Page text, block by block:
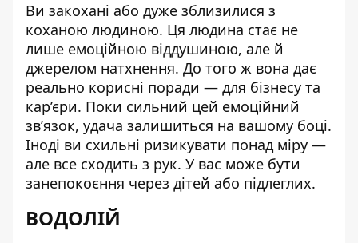
Ви закохані або дуже зблизилися з
коханою людиною. Ця людина стає не
лише емоційною віддушиною, але й
джерелом натхнення. До того ж вона дає
реально корисні поради — для бізнесу та
кар’єри. Поки сильний цей емоційний
зв’язок, удача залишиться на вашому боці.
Іноді ви схильні ризикувати понад міру —
але все сходить з рук. У вас може бути
занепокоєння через дітей або підлеглих.
ВОДОЛІЙ